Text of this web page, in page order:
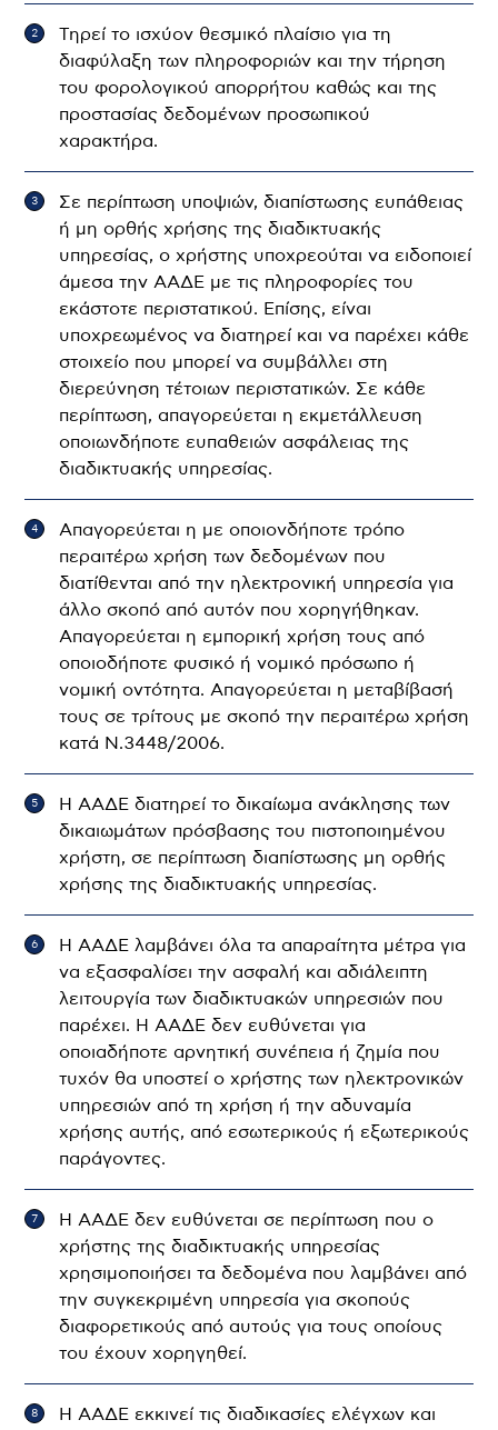
Τηρεί το ισχύον θεσμικό πλαίσιο για τη
διαφύλαξη των πληροφοριών και την τήρηση
του φορολογικού απορρήτου καθώς και της
προστασίας δεδομένων προσωπικού
χαρακτήρα.
Σε περίπτωση υποψιών, διαπίστωσης ευπάθειας
ή μη ορθής χρήσης της διαδικτυακής
υπηρεσίας, ο χρήστης υποχρεούται να ειδοποιεί
άμεσα την ΑΑΔΕ με τις πληροφορίες του
εκάστοτε περιστατικού. Επίσης, είναι
υποχρεωμένος να διατηρεί και να παρέχει κάθε
στοιχείο που μπορεί να συμβάλλει στη
διερεύνηση τέτοιων περιστατικών. Σε κάθε
περίπτωση, απαγορεύεται η εκμετάλλευση
οποιωνδήποτε ευπαθειών ασφάλειας της
διαδικτυακής υπηρεσίας.
Απαγορεύεται η με οποιονδήποτε τρόπο
περαιτέρω χρήση των δεδομένων που
διατίθενται από την ηλεκτρονική υπηρεσία για
άλλο σκοπό από αυτόν που χορηγήθηκαν.
Απαγορεύεται η εμπορική χρήση τους από
οποιοδήποτε φυσικό ή νομικό πρόσωπο ή
νομική οντότητα. Απαγορεύεται η μεταβίβασή
τους σε τρίτους με σκοπό την περαιτέρω χρήση
κατά Ν.3448/2006.
Η ΑΑΔΕ διατηρεί το δικαίωμα ανάκλησης των
δικαιωμάτων πρόσβασης του πιστοποιημένου
χρήστη, σε περίπτωση διαπίστωσης μη ορθής
χρήσης της διαδικτυακής υπηρεσίας.
Η ΑΑΔΕ λαμβάνει όλα τα απαραίτητα μέτρα για
να εξασφαλίσει την ασφαλή και αδιάλειπτη
λειτουργία των διαδικτυακών υπηρεσιών που
παρέχει. Η ΑΑΔΕ δεν ευθύνεται για
οποιαδήποτε αρνητική συνέπεια ή ζημία που
τυχόν θα υποστεί ο χρήστης των ηλεκτρονικών
υπηρεσιών από τη χρήση ή την αδυναμία
χρήσης αυτής, από εσωτερικούς ή εξωτερικούς
παράγοντες.
Η ΑΑΔΕ δεν ευθύνεται σε περίπτωση που ο
χρήστης της διαδικτυακής υπηρεσίας
χρησιμοποιήσει τα δεδομένα που λαμβάνει από
την συγκεκριμένη υπηρεσία για σκοπούς
διαφορετικούς από αυτούς για τους οποίους
του έχουν χορηγηθεί.
Η ΑΑΔΕ εκκινεί τις διαδικασίες ελέγχων και